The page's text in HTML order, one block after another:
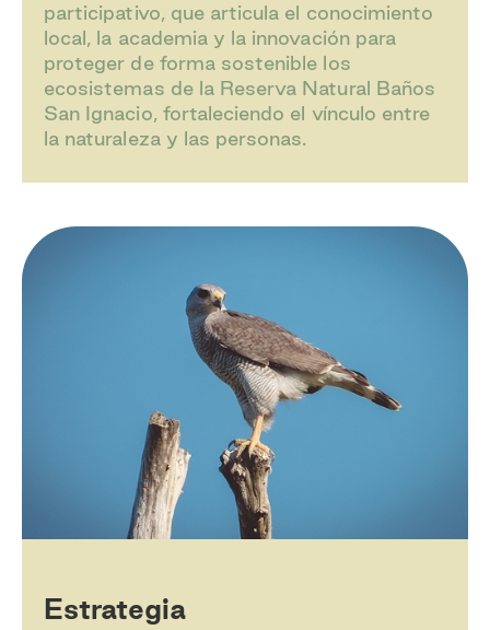
participativo, que articula el conocimiento
local, la academia y la innovación para
proteger de forma sostenible los
ecosistemas de la Reserva Natural Baños
San Ignacio, fortaleciendo el vínculo entre
la naturaleza y las personas.
Estrategia